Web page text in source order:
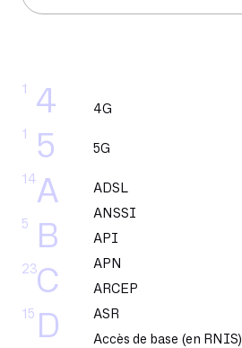
4
1
5
1
A
14
B
5
C
23
D
15
4G
5G
ADSL
ANSSI
API
APN
ARCEP
ASR
Accès de base (en RNIS)